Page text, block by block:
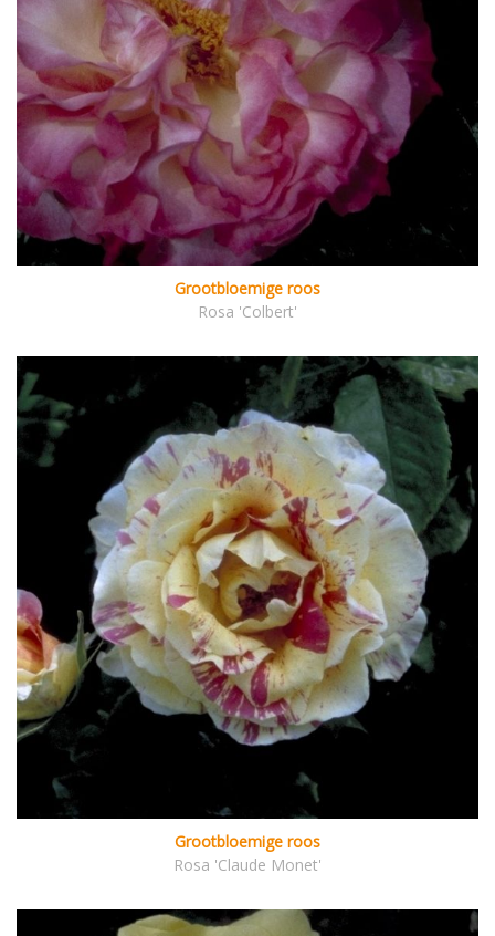
Grootbloemige roos
Rosa 'Colbert'
Grootbloemige roos
Rosa 'Claude Monet'